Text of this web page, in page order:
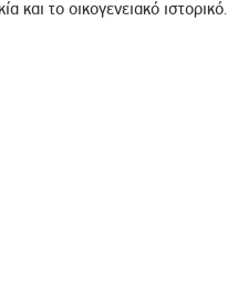
και το οικογενειακό ιστορικό.